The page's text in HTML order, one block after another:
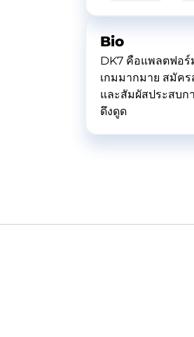
Bio
DK7 คือแพลตฟอ
เกมมากมาย สมัค
และสัมผัสประสบ
ดึงดูด